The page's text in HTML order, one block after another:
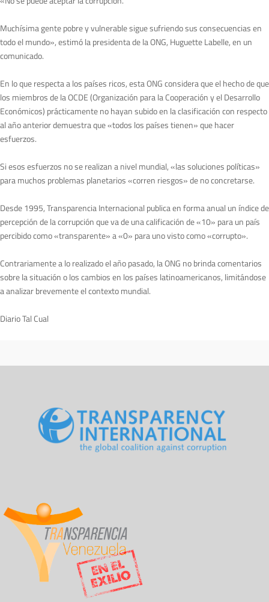
Muchísima gente pobre y vulnerable sigue sufriendo sus consecuencias en
todo el mundo», estimó la presidenta de la ONG, Huguette Labelle, en un
comunicado.
En lo que respecta a los países ricos, esta ONG considera que el hecho de que
los miembros de la OCDE (Organización para la Cooperación y el Desarrollo
Económicos) prácticamente no hayan subido en la clasificación con respecto
al año anterior demuestra que «todos los países tienen» que hacer
esfuerzos.
Si esos esfuerzos no se realizan a nivel mundial, «las soluciones políticas»
para muchos problemas planetarios «corren riesgos» de no concretarse.
Desde 1995, Transparencia Internacional publica en forma anual un índice de
percepción de la corrupción que va de una calificación de «10» para un país
percibido como «transparente» a «0» para uno visto como «corrupto».
Contrariamente a lo realizado el año pasado, la ONG no brinda comentarios
sobre la situación o los cambios en los países latinoamericanos, limitándose
a analizar brevemente el contexto mundial.
Diario Tal Cual